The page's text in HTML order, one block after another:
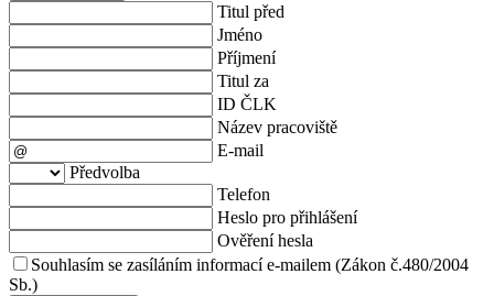
Titul před
Jméno
Příjmení
Titul za
ID ČLK
Název pracoviště
E-mail
Předvolba
Telefon
Heslo pro přihlášení
Ověření hesla
Souhlasím se zasíláním informací e-mailem (Zákon č.480/2004
Sb.)